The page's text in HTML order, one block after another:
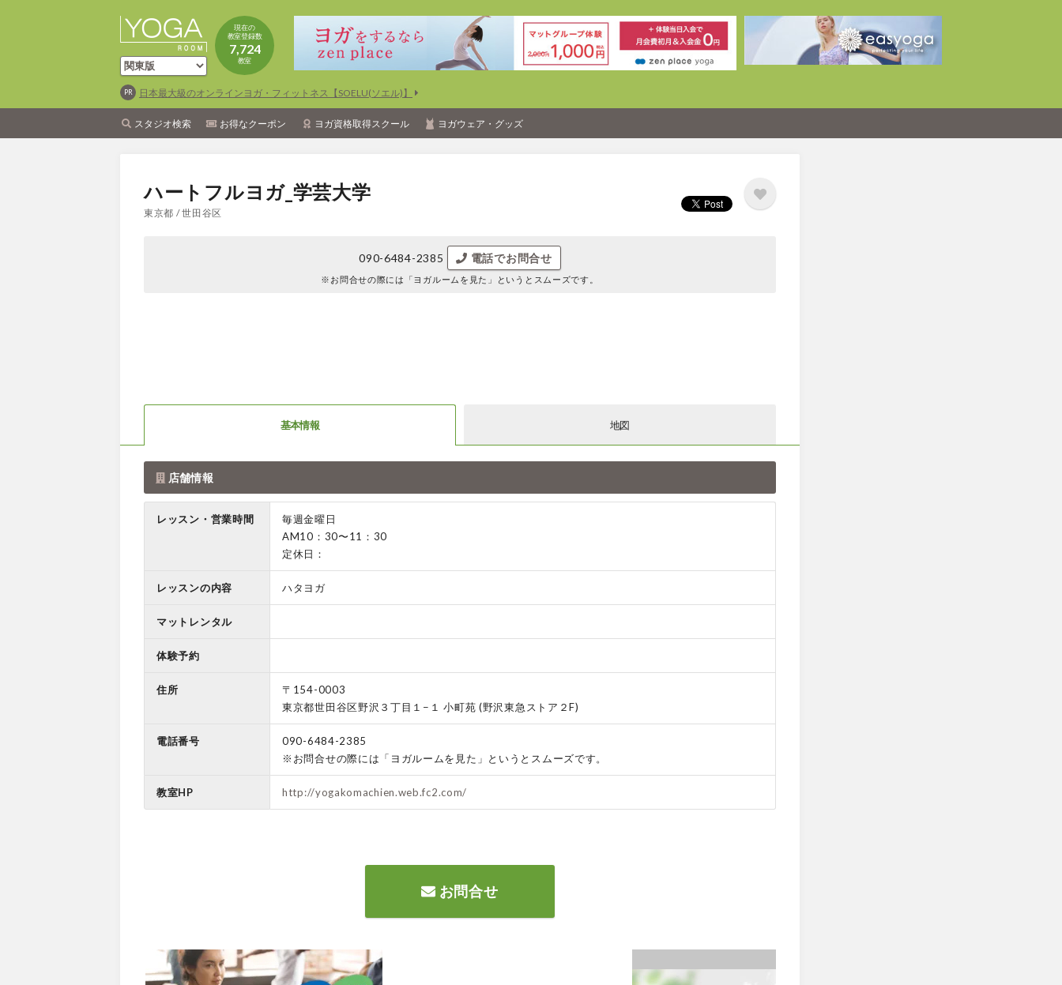
現在の
教室登録数
7,724
教室
日本最大級のオンラインヨガ・フィットネス【SOELU(ソエル)】
スタジオ検索 お得なクーポン ヨガ資格取得スクール ヨガウェア・グッズ
ハートフルヨガ_学芸大学
東京都 / 世田谷区
090-6484-2385 電話でお問合せ
※お問合せの際には 「ヨガルームを見た」というとスムーズです。
基本情報 地図
店舗情報
レッスン・営業時間
毎週金曜日
AM10：30〜11：30
定休日：
レッスンの内容 ハタヨガ
マットレンタル
体験予約
住所
〒154-0003
東京都世田谷区野沢３丁目１−１ 小町苑 (野沢東急ストア２F)
電話番号
090-6484-2385
※お問合せの際には「ヨガルームを見た」というとスムーズです。
教室HP http://yogakomachien.web.fc2.com/
お問合せ